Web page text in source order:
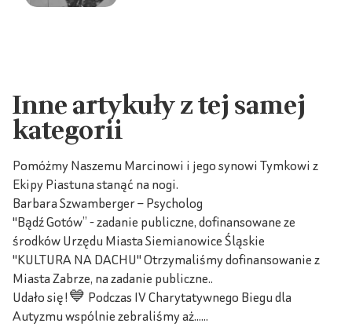
Inne artykuły z tej samej
kategorii
Pomóżmy Naszemu Marcinowi i jego synowi Tymkowi z
Ekipy Piastuna stanąć na nogi.
Barbara Szwamberger – Psycholog
"Bądź Gotów” - zadanie publiczne, dofinansowane ze
środków Urzędu Miasta Siemianowice Śląskie
"KULTURA NA DACHU" Otrzymaliśmy dofinansowanie z
Miasta Zabrze, na zadanie publiczne..
Udało się!💙 Podczas IV Charytatywnego Biegu dla
Autyzmu wspólnie zebraliśmy aż......